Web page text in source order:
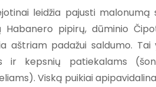
leidžia pajusti malonumą
Habanero pipirų, dūminio
aštriam padažui saldumo.
ir kepsnių patiekalams
Viską puikiai